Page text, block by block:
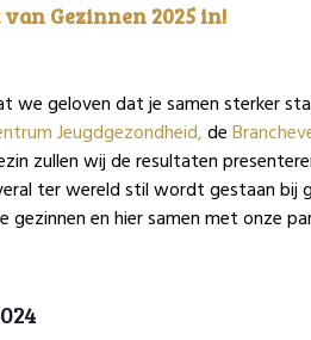
Gezinnen 2025 in!
we geloven dat je samen sterker
Jeugdgezondheid,de
zullen wij de resultaten
ter wereld stil wordt gestaan bij
gezinnen en hier samen met onze